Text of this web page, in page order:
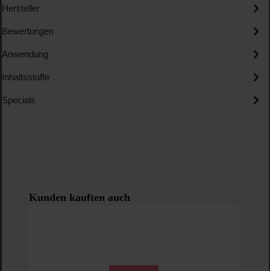
Hersteller
Bewertungen
Anwendung
Inhaltsstoffe
Specials
Produktgalerie überspringen
Kunden kauften auch